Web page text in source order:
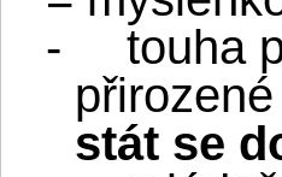
-
touha
stát se